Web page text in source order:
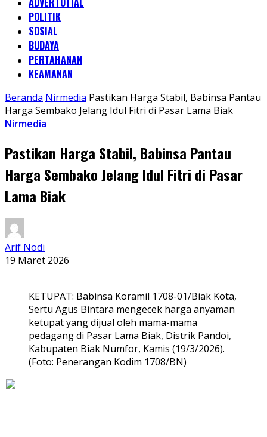
POLITIK
SOSIAL
BUDAYA
PERTAHANAN
KEAMANAN
Beranda Nirmedia Pastikan Harga Stabil, Babinsa Pantau
Harga Sembako Jelang Idul Fitri di Pasar Lama Biak
Nirmedia
Pastikan Harga Stabil, Babinsa Pantau
Harga Sembako Jelang Idul Fitri di Pasar
Lama Biak
Arif Nodi
19 Maret 2026
KETUPAT: Babinsa Koramil 1708-01/Biak Kota,
Sertu Agus Bintara mengecek harga anyaman
ketupat yang dijual oleh mama-mama
pedagang di Pasar Lama Biak, Distrik Pandoi,
Kabupaten Biak Numfor, Kamis (19/3/2026).
(Foto: Penerangan Kodim 1708/BN)